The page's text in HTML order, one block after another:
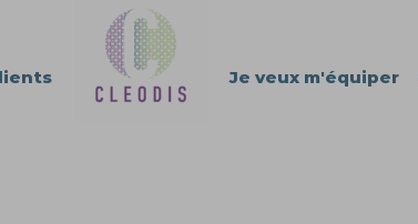
Je veux m'équiper